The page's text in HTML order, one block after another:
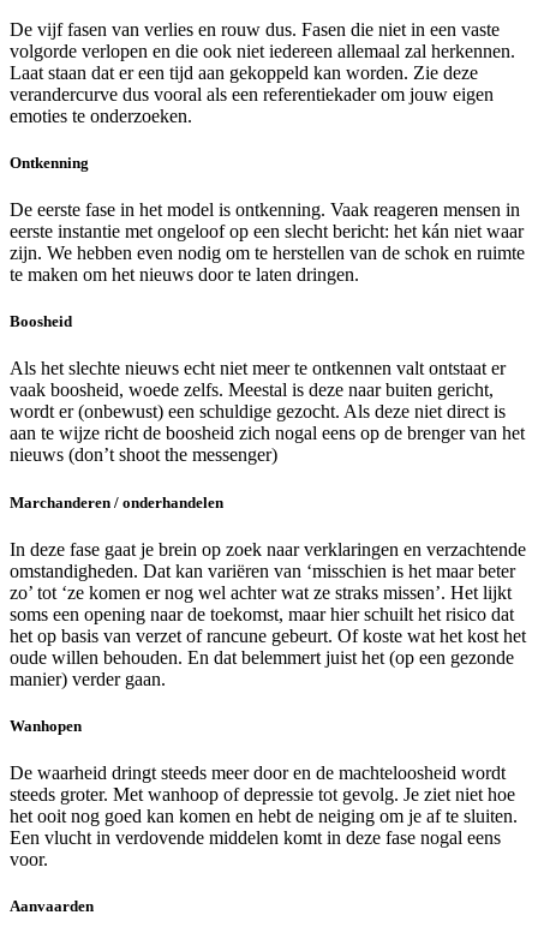
De vijf fasen van verlies en rouw dus. Fasen die niet in een vaste
volgorde verlopen en die ook niet iedereen allemaal zal herkennen.
Laat staan dat er een tijd aan gekoppeld kan worden. Zie deze
verandercurve dus vooral als een referentiekader om jouw eigen
emoties te onderzoeken.
Ontkenning
De eerste fase in het model is ontkenning. Vaak reageren mensen in
eerste instantie met ongeloof op een slecht bericht: het kán niet waar
zijn. We hebben even nodig om te herstellen van de schok en ruimte
te maken om het nieuws door te laten dringen.
Boosheid
Als het slechte nieuws echt niet meer te ontkennen valt ontstaat er
vaak boosheid, woede zelfs. Meestal is deze naar buiten gericht,
wordt er (onbewust) een schuldige gezocht. Als deze niet direct is
aan te wijze richt de boosheid zich nogal eens op de brenger van het
nieuws (don’t shoot the messenger)
Marchanderen / onderhandelen
In deze fase gaat je brein op zoek naar verklaringen en verzachtende
omstandigheden. Dat kan variëren van ‘misschien is het maar beter
zo’ tot ‘ze komen er nog wel achter wat ze straks missen’. Het lijkt
soms een opening naar de toekomst, maar hier schuilt het risico dat
het op basis van verzet of rancune gebeurt. Of koste wat het kost het
oude willen behouden. En dat belemmert juist het (op een gezonde
manier) verder gaan.
Wanhopen
De waarheid dringt steeds meer door en de machteloosheid wordt
steeds groter. Met wanhoop of depressie tot gevolg. Je ziet niet hoe
het ooit nog goed kan komen en hebt de neiging om je af te sluiten.
Een vlucht in verdovende middelen komt in deze fase nogal eens
voor.
Aanvaarden